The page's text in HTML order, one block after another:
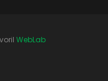
WebLab